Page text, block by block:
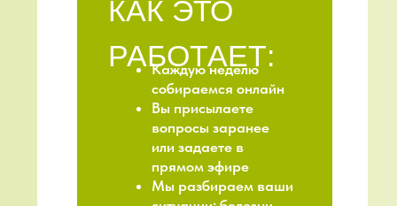
Живая поддержка(видеосозвоны
с нами каждую неделю)
Знания(база садовода +
тематические курсы)
(2000+
(гости-специалисты)